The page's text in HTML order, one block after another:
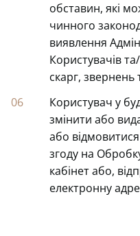
обставин, які
чинного
виявлення
Користувачів
скарг, звернень
Користувач у
змінити або
або
згоду на
кабінет або,
електронну